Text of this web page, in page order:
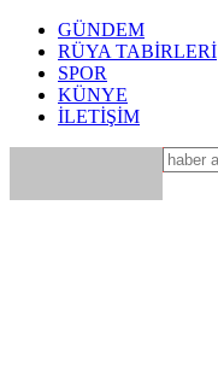
GÜNDEM
RÜYA TABİRLERİ
SPOR
KÜNYE
İLETİŞİM